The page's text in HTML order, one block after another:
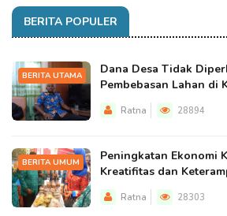
BERITA POPULER
BERITA UTAMA
Dana Desa Tidak
Pembebasan Lahan di
Ratna 28894
BERITA UMUM
Peningkatan Ekonomi
Kreatifitas dan
Ratna 28303